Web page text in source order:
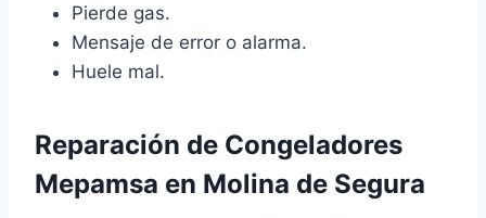
Pierde gas.
Mensaje de error o alarma.
Huele mal.
Reparación de Congeladores
Mepamsa en Molina de Segura